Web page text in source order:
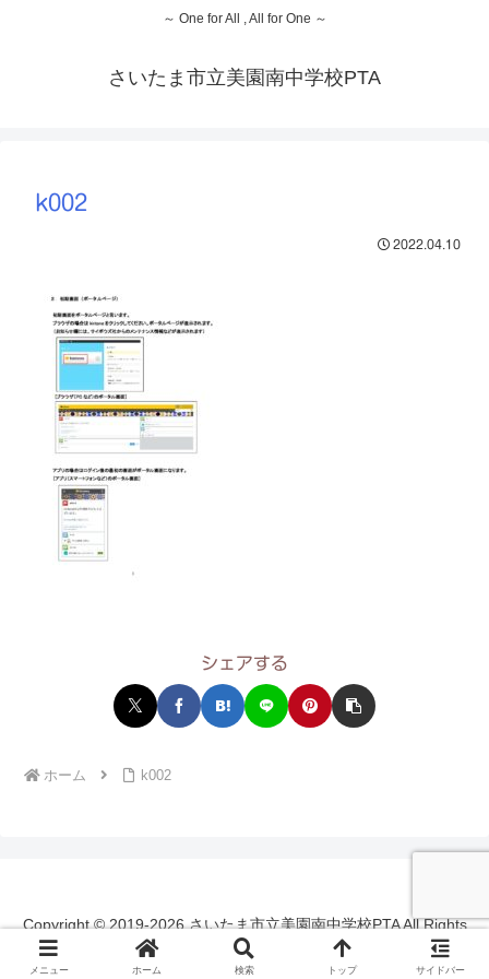
～ One for All , All for One ～
さいたま市立美園南中学校PTA
k002
2022.04.10
シェアする
ホーム k002
Copyright © 2019-2026 さいたま市立美園南中学校PTA All Rights
Reserved.
メニュー ホーム 検索 トップ サイドバー